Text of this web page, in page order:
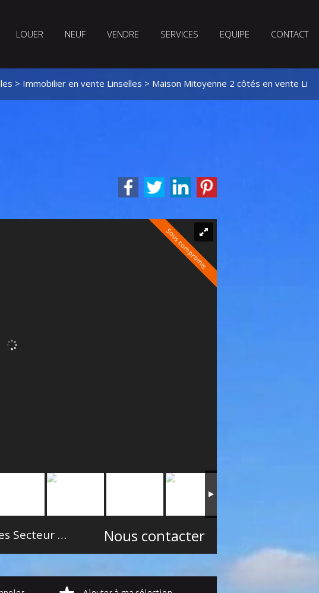
LOUER NEUF VENDRE SERVICES EQUIPE CONTACT
> Immobilier en vente Linselles > Maison Mitoyenne 2 côtés en vente
Sous compromis
Maison mitoyenne 2 côtés Linselles Secteur Linselles-Vallée Lys 104 m²
Nous contacter